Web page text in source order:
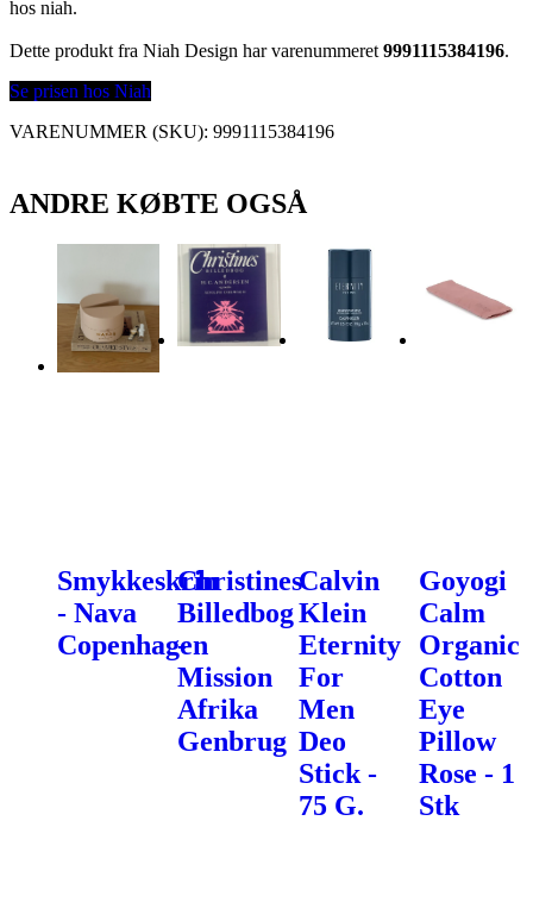
hos niah.
Dette produkt fra Niah Design har varenummeret 9991115384196.
Se prisen hos Niah
VARENUMMER (SKU): 9991115384196
ANDRE KØBTE OGSÅ
Smykkeskrin
- Nava
Copenhagen
Christines
Billedbog
-
Mission
Afrika
Genbrug
Calvin
Klein
Eternity
For
Men
Deo
Stick -
75 G.
Goyogi
Calm
Organic
Cotton
Eye
Pillow
Rose - 1
Stk